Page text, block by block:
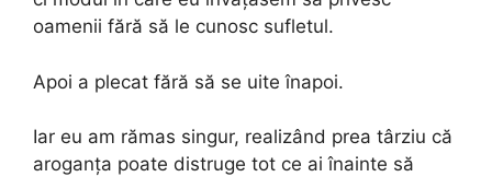
oamenii fără să le cunosc sufletul.
Apoi a plecat fără să se uite înapoi.
Iar eu am rămas singur, realizând prea târziu că
aroganța poate distruge tot ce ai înainte să